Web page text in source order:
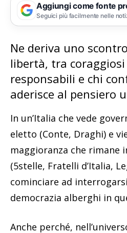
Aggiungi come fonte
Seguici più facilmente nelle
Ne deriva uno
libertà, tra
responsabili e chi
aderisce al pensiero
In un’Italia che vede
eletto (Conte, Draghi) e
maggioranza che rimane
(5stelle, Fratelli d’Italia,
cominciare ad
democrazia alberghi in
Anche perché,